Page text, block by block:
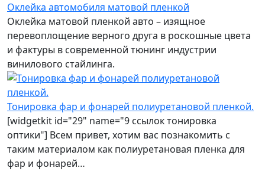
Оклейка автомобиля матовой пленкой
Оклейка матовой пленкой авто – изящное
перевоплощение верного друга в роскошные цвета
и фактуры в современной тюнинг индустрии
винилового стайлинга.
Тонировка фар и фонарей полиуретановой пленкой.
[widgetkit id="29" name="9 ссылок тонировка
оптики"] Всем привет, хотим вас познакомить с
таким материалом как полиуретановая пленка для
фар и фонарей…